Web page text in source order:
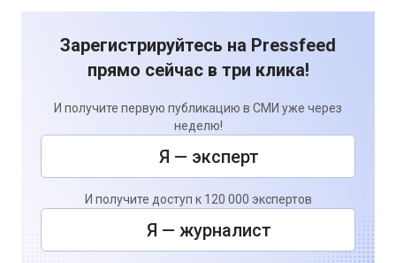
Зарегистрируйтесь на Pressfeed
прямо сейчас в три клика!
И получите первую публикацию в СМИ уже через
неделю!
Я — эксперт
И получите доступ к 120 000 экспертов
Я — журналист